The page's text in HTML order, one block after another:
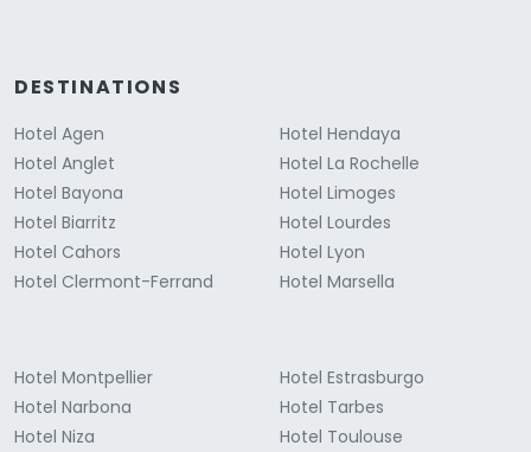
DESTINATIONS
Hotel Agen
Hotel Anglet
Hotel Bayona
Hotel Biarritz
Hotel Cahors
Hotel Clermont-Ferrand
Hotel Hendaya
Hotel La Rochelle
Hotel Limoges
Hotel Lourdes
Hotel Lyon
Hotel Marsella
Hotel Montpellier
Hotel Narbona
Hotel Niza
Hotel Estrasburgo
Hotel Tarbes
Hotel Toulouse